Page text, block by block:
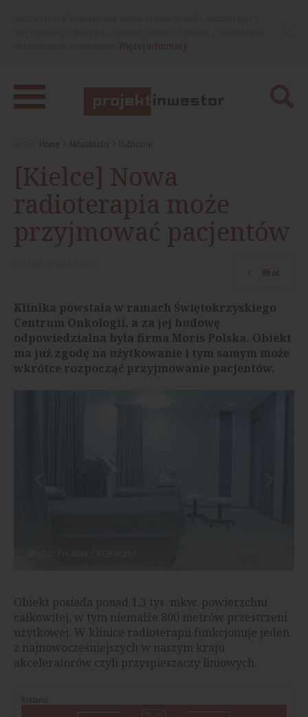
Home Aktualności Publiczne
[Kielce] Nowa
radioterapia może
przyjmować pacjentów
Wróć
Klinika powstała w ramach Świętokrzyskiego
Centrum Onkologii, a za jej budowę
odpowiedzialna była firma Moris Polska. Obiekt
ma już zgodę na użytkowanie i tym samym może
wkrótce rozpocząć przyjmowanie pacjentów.
Obiekt posiada ponad 1,3 tys. mkw. powierzchni
całkowitej, w tym niemalże 800 metrów przestrzeni
użytkowej. W klinice radioterapii funkcjonuje jeden
z najnowocześniejszych w naszym kraju
akceleratorów czyli przyspieszaczy liniowych.
Reklama